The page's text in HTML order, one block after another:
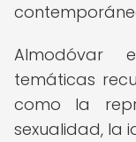
Almodóvar
temáticas
como la
sexualidad, la